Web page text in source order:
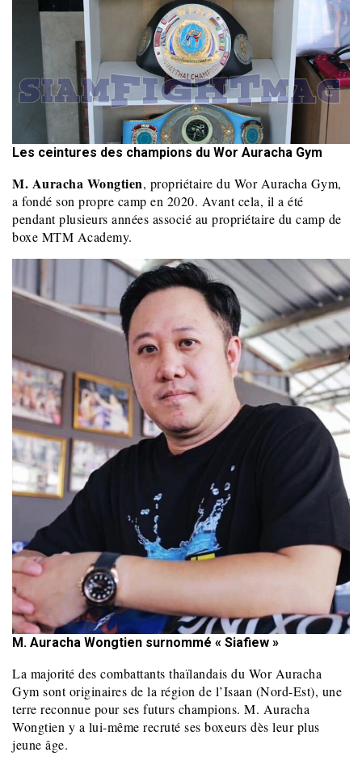
Les ceintures des champions du Wor Auracha Gym
M. Auracha Wongtien, propriétaire du Wor Auracha Gym,
a fondé son propre camp en 2020. Avant cela, il a été
pendant plusieurs années associé au propriétaire du camp de
boxe MTM Academy.
M. Auracha Wongtien surnommé « Siafiew »
La majorité des combattants thaïlandais du Wor Auracha
Gym sont originaires de la région de l’Isaan (Nord-Est), une
terre reconnue pour ses futurs champions. M. Auracha
Wongtien y a lui-même recruté ses boxeurs dès leur plus
jeune âge.